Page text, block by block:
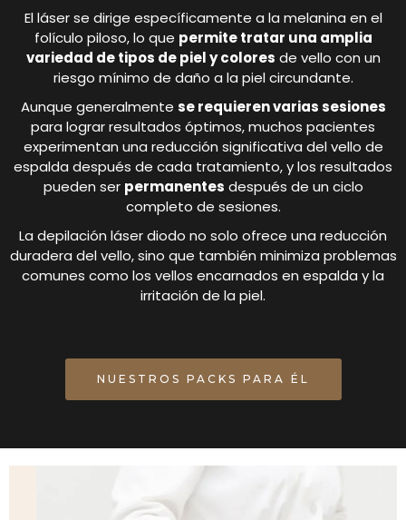
El láser se dirige específicamente a la melanina en el
folículo piloso, lo que permite tratar una amplia
variedad de tipos de piel y colores de vello con un
riesgo mínimo de daño a la piel circundante.
Aunque generalmente se requieren varias sesiones
para lograr resultados óptimos, muchos pacientes
experimentan una reducción significativa del vello de
espalda después de cada tratamiento, y los resultados
pueden ser permanentes después de un ciclo
completo de sesiones.
La depilación láser diodo no solo ofrece una reducción
duradera del vello, sino que también minimiza problemas
comunes como los vellos encarnados en espalda y la
irritación de la piel.
NUESTROS PACKS PARA ÉL